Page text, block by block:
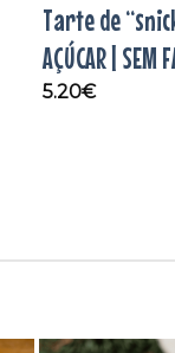
Tarte de
AÇÚCAR | SEM
5.20€